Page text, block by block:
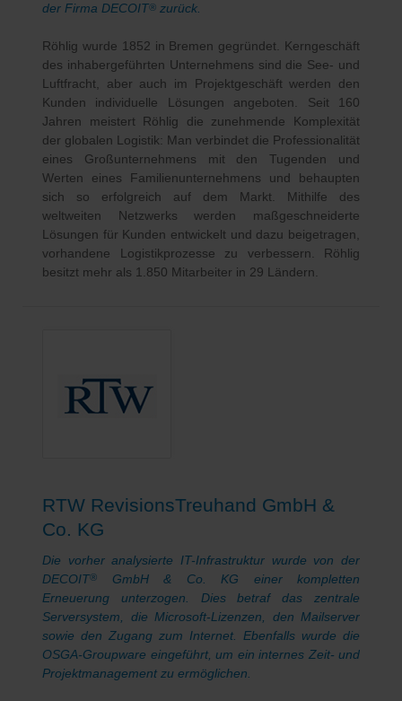
der Firma DECOIT® zurück.
Röhlig wurde 1852 in Bremen gegründet. Kerngeschäft
des inhabergeführten Unternehmens sind die See- und
Luftfracht, aber auch im Projektgeschäft werden den
Kunden individuelle Lösungen angeboten. Seit 160
Jahren meistert Röhlig die zunehmende Komplexität
der globalen Logistik: Man verbindet die Professionalität
eines Großunternehmens mit den Tugenden und
Werten eines Familienunternehmens und behaupten
sich so erfolgreich auf dem Markt. Mithilfe des
weltweiten Netzwerks werden maßgeschneiderte
Lösungen für Kunden entwickelt und dazu beigetragen,
vorhandene Logistikprozesse zu verbessern. Röhlig
besitzt mehr als 1.850 Mitarbeiter in 29 Ländern.
RTW RevisionsTreuhand GmbH &
Co. KG
Die vorher analysierte IT-Infrastruktur wurde von der
DECOIT®
GmbH & Co. KG einer kompletten
Erneuerung unterzogen. Dies betraf das zentrale
Serversystem, die Microsoft-Lizenzen, den Mailserver
sowie den Zugang zum Internet. Ebenfalls wurde die
OSGA-Groupware eingeführt, um ein internes Zeit- und
Projektmanagement zu ermöglichen.